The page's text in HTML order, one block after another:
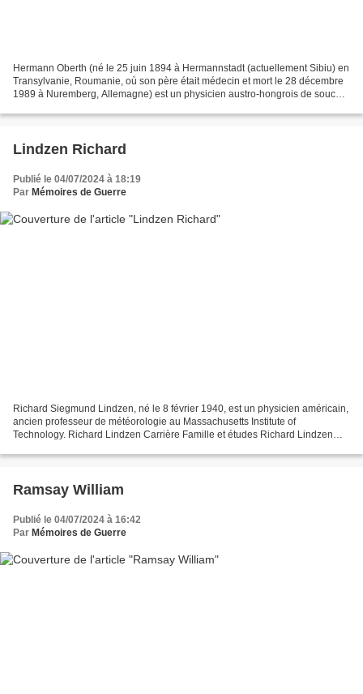
Hermann Oberth (né le 25 juin 1894 à Hermannstadt (actuellement Sibiu) en
Transylvanie, Roumanie, où son père était médecin et mort le 28 décembre
1989 à Nuremberg, Allemagne) est un physicien austro-hongrois de souche
Lindzen Richard
Publié le 04/07/2024 à 18:19
Par Mémoires de Guerre
Richard Siegmund Lindzen, né le 8 février 1940, est un physicien américain,
ancien professeur de météorologie au Massachusetts Institute of
Technology. Richard Lindzen Carrière Famille et études Richard Lindzen
Ramsay William
Publié le 04/07/2024 à 16:42
Par Mémoires de Guerre